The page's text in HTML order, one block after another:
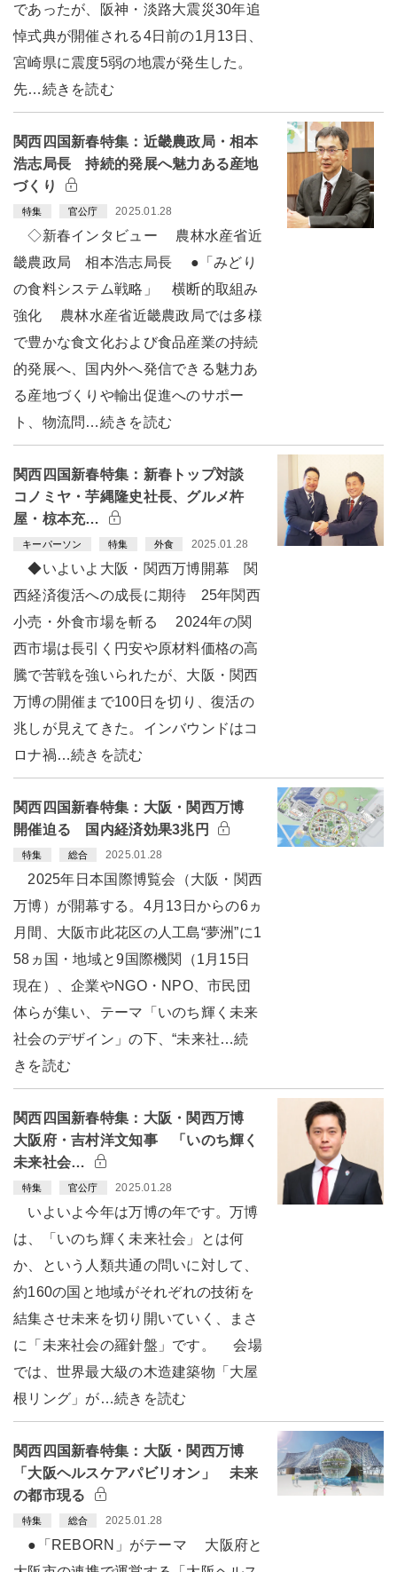
であったが、阪神・淡路大震災30年追
悼式典が開催される4日前の1月13日、
宮崎県に震度5弱の地震が発生した。
先…続きを読む
関西四国新春特集：近畿農政局・相本
浩志局長 持続的発展へ魅力ある産地
づくり
特集 官公庁 2025.01.28
◇新春インタビュー 農林水産省近
畿農政局 相本浩志局長 ●「みどり
の食料システム戦略」 横断的取組み
強化 農林水産省近畿農政局では多様
で豊かな食文化および食品産業の持続
的発展へ、国内外へ発信できる魅力あ
る産地づくりや輸出促進へのサポー
ト、物流問…続きを読む
関西四国新春特集：新春トップ対談
コノミヤ・芋縄隆史社長、グルメ杵
屋・椋本充…
キーパーソン 特集 外食 2025.01.28
◆いよいよ大阪・関西万博開幕 関
西経済復活への成長に期待 25年関西
小売・外食市場を斬る 2024年の関
西市場は長引く円安や原材料価格の高
騰で苦戦を強いられたが、大阪・関西
万博の開催まで100日を切り、復活の
兆しが見えてきた。インバウンドはコ
ロナ禍…続きを読む
関西四国新春特集：大阪・関西万博
開催迫る 国内経済効果3兆円
特集 総合 2025.01.28
2025年日本国際博覧会（大阪・関西
万博）が開幕する。4月13日からの6ヵ
月間、大阪市此花区の人工島“夢洲”に1
58ヵ国・地域と9国際機関（1月15日
現在）、企業やNGO・NPO、市民団
体らが集い、テーマ「いのち輝く未来
社会のデザイン」の下、“未来社…続
きを読む
関西四国新春特集：大阪・関西万博
大阪府・吉村洋文知事 「いのち輝く
未来社会…
特集 官公庁 2025.01.28
いよいよ今年は万博の年です。万博
は、「いのち輝く未来社会」とは何
か、という人類共通の問いに対して、
約160の国と地域がそれぞれの技術を
結集させ未来を切り開いていく、まさ
に「未来社会の羅針盤」です。 会場
では、世界最大級の木造建築物「大屋
根リング」が…続きを読む
関西四国新春特集：大阪・関西万博
「大阪ヘルスケアパビリオン」 未来
の都市現る
特集 総合 2025.01.28
●「REBORN」がテーマ 大阪府と